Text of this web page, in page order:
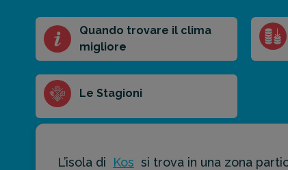
Riassunto
dell'articolo
del riassunto
Breve Medio Punti chiave
Quando trovare il clima
migliore
Le Stagioni
L’isola di Kos si trova in una zona